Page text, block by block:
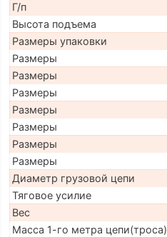
Г/п
Высота подъема
Размеры упаковки
Размеры
Размеры
Размеры
Размеры
Размеры
Размеры
Размеры
Диаметр грузовой цепи
Тяговое усилие
Вес
Масса 1-го метра цепи(троса)